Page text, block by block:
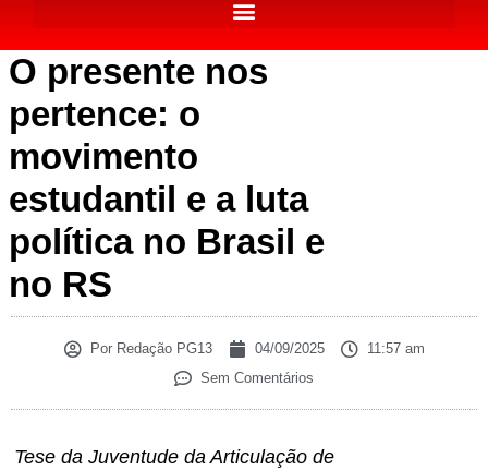
O presente nos
pertence: o
movimento
estudantil e a luta
política no Brasil e
no RS
PorRedação PG13 04/09/2025
11:57 am
Sem Comentários
Tese da Juventude da Articulação de